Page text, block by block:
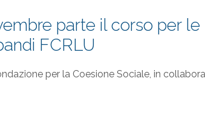
parte il corso per
FCRLU
per la Coesione Sociale, in